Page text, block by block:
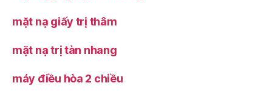
mặt nạ giấy trị thâm
mặt nạ trị tàn nhang
máy điều hòa 2 chiều